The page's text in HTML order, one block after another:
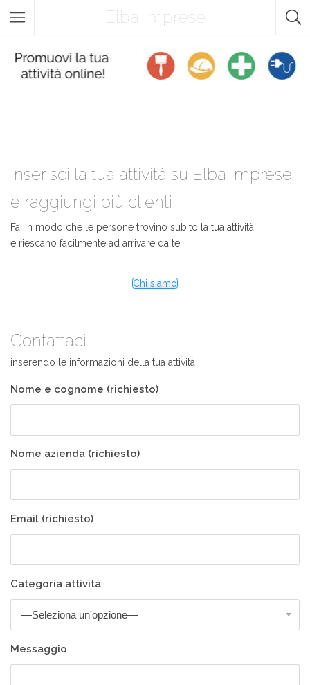
Elba Imprese
Inserisci la tua attività su Elba Imprese
e raggiungi più clienti
Fai in modo che le persone trovino subito la tua attività
e riescano facilmente ad arrivare da te.
Chi siamo
Contattaci
inserendo le informazioni della tua attività
Nome e cognome (richiesto)
Nome azienda (richiesto)
Email (richiesto)
Categoria attività
Messaggio